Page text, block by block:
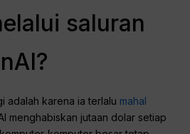
saluran
adalah karena ia terlalu mahal
menghabiskan jutaan dolar setiap